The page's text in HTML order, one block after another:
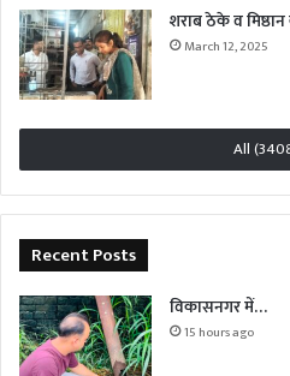
शराब ठेके व
March 12, 2025
All
Recent Posts
विकासनगर में…
15 hours ago